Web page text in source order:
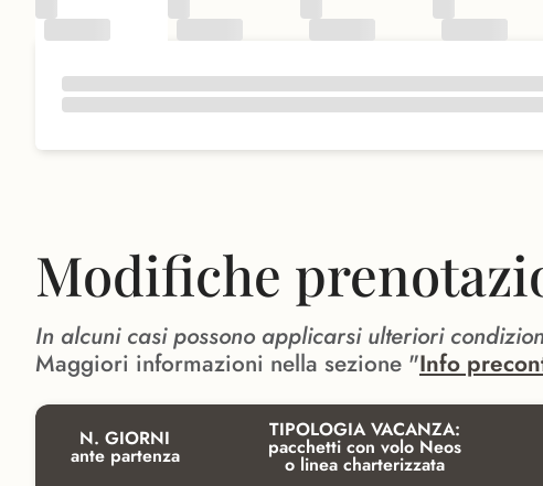
Modifiche
In alcuni casi possono applicarsi ulteriori
Maggiori informazioni nella sezione "Info
N. GIORNI
ante partenza
TIPOLOGIA VACANZA:
pacchetti con volo Neos
o linea charterizzata